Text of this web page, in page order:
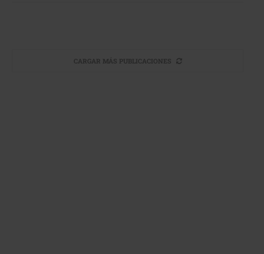
CARGAR MÁS PUBLICACIONES